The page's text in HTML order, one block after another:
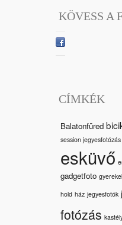
KÖVESS A
CÍMKÉK
Balatonfüred
session
esküvő
gadgetfoto
hold ház jegyesfotók
fotózás